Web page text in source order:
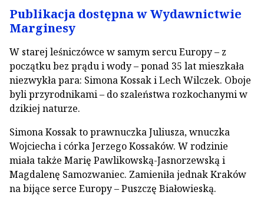
Publikacja dostępna w Wydawnictwie
Marginesy
W starej leśniczówce w samym sercu Europy – z
początku bez prądu i wody – ponad 35 lat mieszkała
niezwykła para: Simona Kossak i Lech Wilczek. Oboje
byli przyrodnikami – do szaleństwa rozkochanymi w
dzikiej naturze.
Simona Kossak to prawnuczka Juliusza, wnuczka
Wojciecha i córka Jerzego Kossaków. W rodzinie
miała także Marię Pawlikowską-Jasnorzewską i
Magdalenę Samozwaniec. Zamieniła jednak Kraków
na bijące serce Europy – Puszczę Białowieską.